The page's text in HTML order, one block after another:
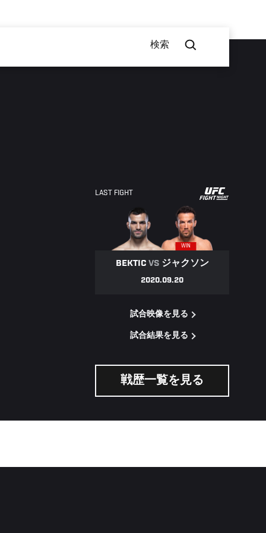
検索
LAST FIGHT
UFC
WIN
BEKTIC VS ジャクソン
2020.09.20
試合映像を見る
試合結果を見る
戦歴一覧を見る